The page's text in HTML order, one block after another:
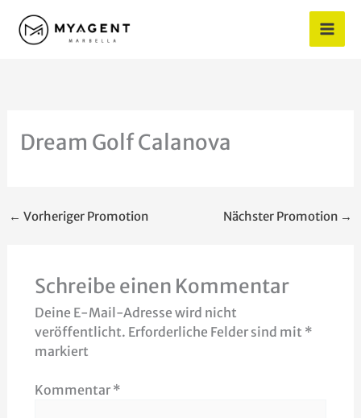
Inhalt
springen
Dream Golf Calanova
← Vorheriger Promotion Nächster Promotion →
Schreibe einen Kommentar
Deine E-Mail-Adresse wird nicht
veröffentlicht. Erforderliche Felder sind mit *
markiert
Kommentar *